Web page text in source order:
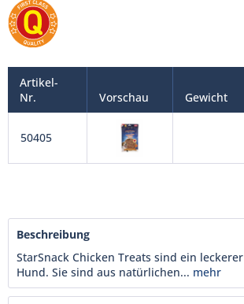
Artikel-
Nr.
Vorschau Gewicht
50405
Beschreibung
StarSnack Chicken Treats sind ein
Hund. Sie sind aus natürlichen... mehr